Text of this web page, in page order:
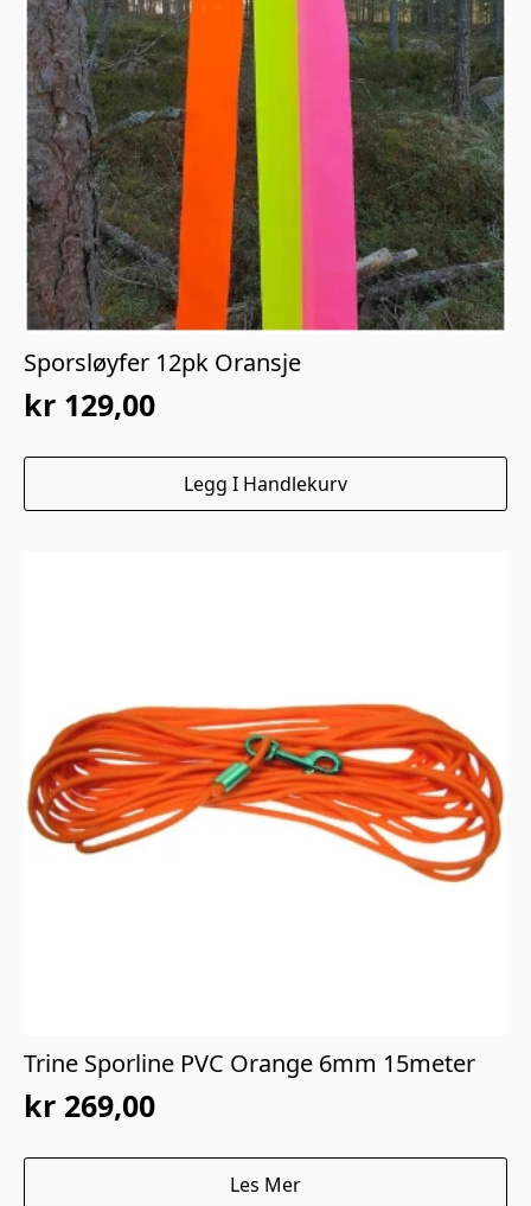
Sporsløyfer 12pk Oransje
kr 129,00
Legg I Handlekurv
Trine Sporline PVC Orange 6mm 15meter
kr 269,00
Les Mer